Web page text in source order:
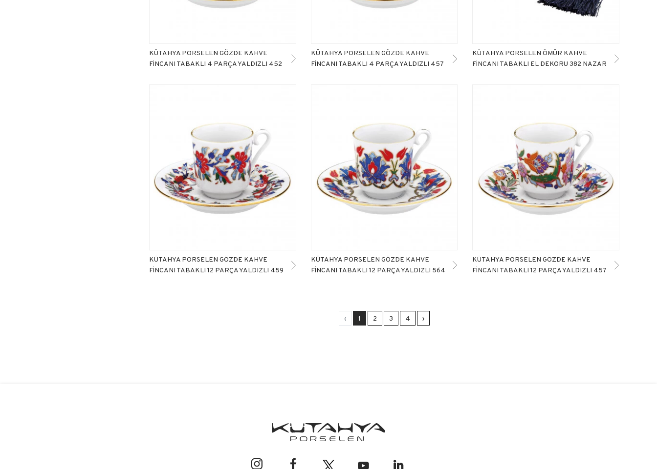
KÜTAHYA PORSELEN GÖZDE KAHVE
FİNCANI TABAKLI 4 PARÇA YALDIZLI 452
KÜTAHYA PORSELEN GÖZDE KAHVE
FİNCANI TABAKLI 4 PARÇA YALDIZLI 457
KÜTAHYA PORSELEN ÖMÜR KAHVE
FİNCANI TABAKLI EL DEKORU 382 NAZAR
KÜTAHYA PORSELEN GÖZDE KAHVE
FİNCANI TABAKLI 12 PARÇA YALDIZLI 459
KÜTAHYA PORSELEN GÖZDE KAHVE
FİNCANI TABAKLI 12 PARÇA YALDIZLI 564
KÜTAHYA PORSELEN GÖZDE KAHVE
FİNCANI TABAKLI 12 PARÇA YALDIZLI 457
‹ 1 2 3 4 ›